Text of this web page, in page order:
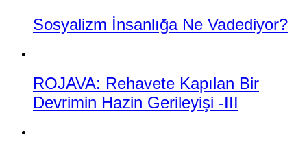
Sosyalizm İnsanlığa Ne Vadediyor?
ROJAVA: Rehavete Kapılan Bir
Devrimin Hazin Gerileyişi -III